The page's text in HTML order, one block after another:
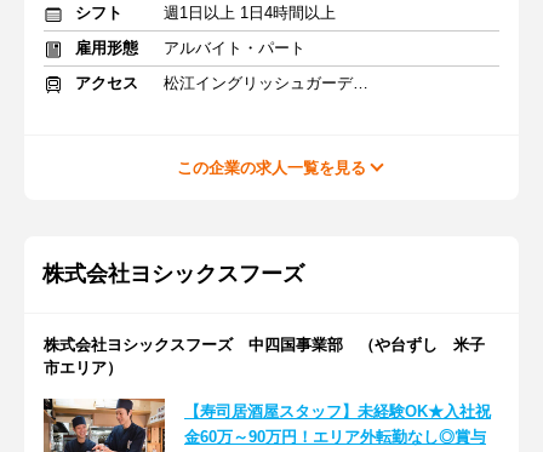
シフト
週1日以上 1日4時間以上
雇用形態
アルバイト・パート
アクセス
松江イングリッシュガーデン前駅 車10分
この企業の求人一覧を見る
株式会社ヨシックスフーズ
株式会社ヨシックスフーズ 中四国事業部 （や台ずし 米子
市エリア）
【寿司居酒屋スタッフ】未経験OK★入社祝
金60万～90万円！エリア外転勤なし◎賞与